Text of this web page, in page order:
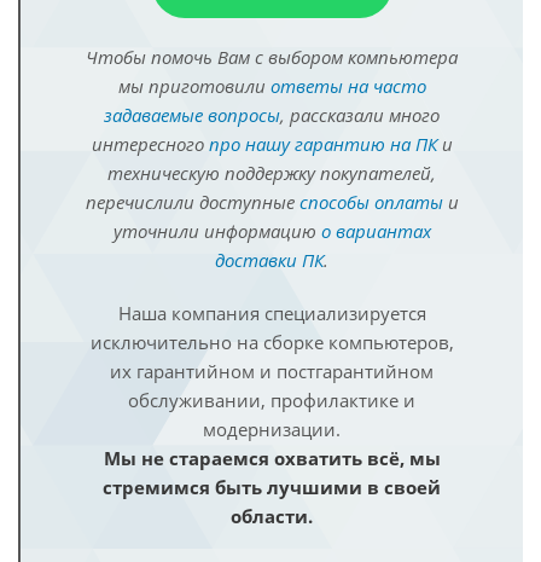
Чтобы помочь Вам с выбором компьютера
мы приготовили ответы на часто
задаваемые вопросы, рассказали много
интересного про нашу гарантию на ПКи
техническую поддержку покупателей,
перечислили доступные способы оплатыи
уточнили информацию о вариантах
доставки ПК.
Наша компания специализируется
исключительно на сборке компьютеров,
их гарантийном и постгарантийном
обслуживании, профилактике и
модернизации.
Мы не стараемся охватить всё, мы
стремимся быть лучшими в своей
области.